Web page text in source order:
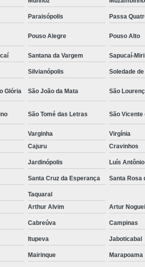
Camisa Social Masculina
Camisa Social Masculina
Camisa Social Preta
Fábrica Camisa
Fábrica de Camisa Social de
Fábrica de Camisa Social
Loja com Moda Masculina
Loja
Loja Executivo Moda Masculina
Loja Moda Masculina Online
Loja
Moda Masculina Loja
Moda Casual Masculina
Moda Masculina Camisa
Moda
Moda Masculina Inverno
Moda Social Masculina
Roupas
Paraisópolis Passa
Pouso Alegre Pouso Alto
Santana da Vargem Sapucaí-
Silvianópolis Soledade
Glória São João da Mata São
São Tomé das Letras São Vicente
Varginha Virgínia
Cajuru Cravinhos
Jardinópolis Luís Antônio
Santa Cruz da Esperança Santa Rosa
Taquaral
Arthur Alvim Artur
Cabreúva Campinas
Itupeva Jaboticabal
Mairinque Marapoama